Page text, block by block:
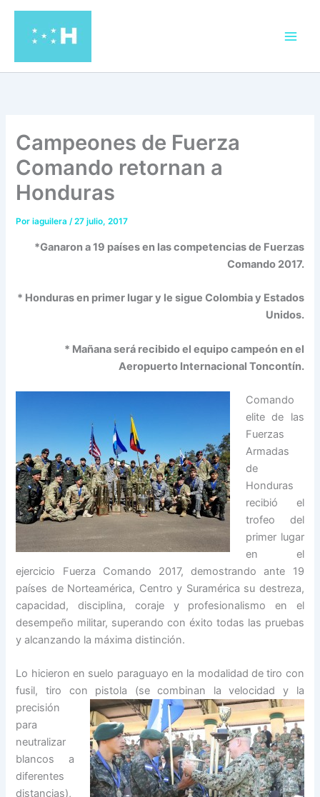
contenido
Campeones de Fuerza
Comando retornan a
Honduras
Poriaguilera/27 julio, 2017
*Ganaron a 19 países en las competencias de Fuerzas
Comando 2017.
* Honduras en primer lugar y le sigue Colombia y Estados
Unidos.
* Mañana será recibido el equipo campeón en el
Aeropuerto Internacional Toncontín.
Comando
elite de las
Fuerzas
Armadas
de
Honduras
recibió el
trofeo del
primer lugar
en el
ejercicio Fuerza Comando 2017, demostrando ante 19
países de Norteamérica, Centro y Suramérica su destreza,
capacidad, disciplina, coraje y profesionalismo en el
desempeño militar, superando con éxito todas las pruebas
y alcanzando la máxima distinción.
Lo hicieron en suelo paraguayo en la modalidad de tiro con
fusil, tiro con pistola (se combinan la velocidad y la
precisión
para
neutralizar
blancos a
diferentes
distancias),